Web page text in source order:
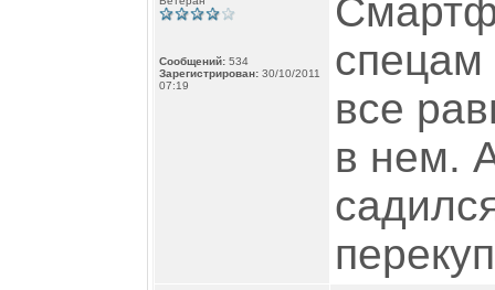
Сообщений: 534
Зарегистрирован: 30/10/2011
07:19
спецам
все
в нем.